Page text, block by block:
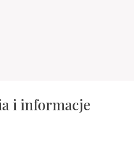
i informacje